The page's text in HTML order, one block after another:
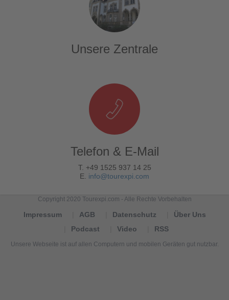
Unsere Zentrale
Telefon & E-Mail
T. +49 1525 937 14 25
E. info@tourexpi.com
Copyright 2020 Tourexpi.com - Alle Rechte Vorbehalten
Impressum AGB Datenschutz
Über Uns
Podcast
Video RSS
Unsere Webseite ist auf allen Computern und mobilen Geräten gut nutzbar.